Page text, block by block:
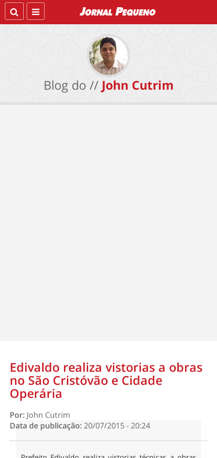
Blog do // John Cutrim
Edivaldo realiza vistorias a obras
no São Cristóvão e Cidade
Operária
Por: John Cutrim
Data de publicação:20/07/2015 - 20:24